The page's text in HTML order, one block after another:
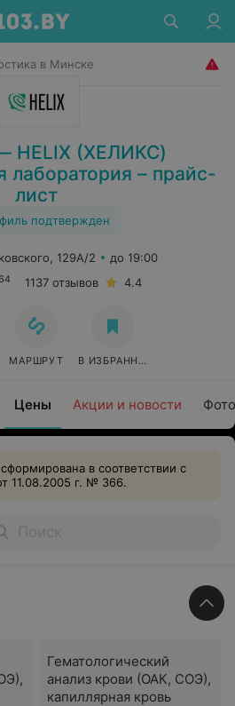
в Минске
HELIX (ХЕЛИКС)
лаборатория – прайс-
лист
подтвержден
Цены Акции и новости
129А/2
до 19:00
1137 отзывов 4.4
МАРШРУТ В ИЗБРАННОЕ
в соответствии с
11.08.2005 г. № 366.
Гематологический
анализ крови (ОАК, СОЭ),
капиллярная кровь